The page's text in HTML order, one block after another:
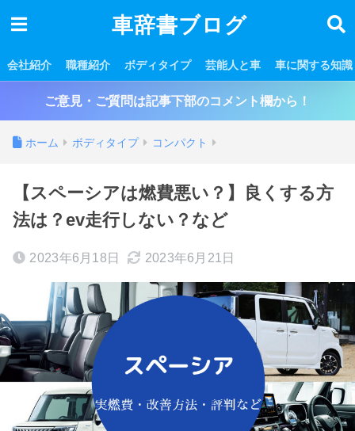
車辞書ブログ
会社紹介 職種紹介 ボディタイプ 芸能人と車 車に関する知識
ご意見・ご質問は記事下部のコメント欄から！
ホーム ボディタイプ コンパクト
【スペーシアは燃費悪い？】良くする方
法は？ev走行しない？など
2023年6月18日 2023年6月21日